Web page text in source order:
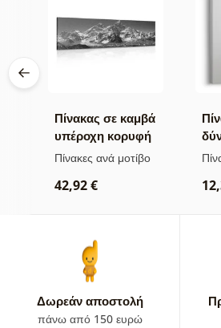
Πίνακας σε καμβά
υπέροχη κορυφή
βουνού σε
εκδοχή
Πίνακες ανά μοτίβο
42,92 €
Δωρεάν αποστολή
πάνω από 150 ευρώ